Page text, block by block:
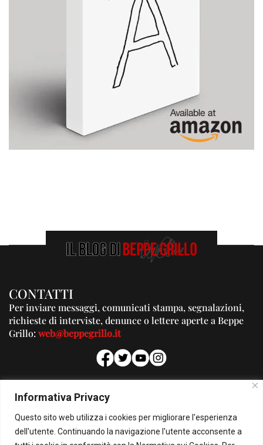
Informativa Privacy
Questo sito web utilizza i cookies per migliorare l'esperienza
dell'utente. Continuando la navigazione l'utente acconsente a
CONTATTI
Per inviare messaggi, comunicati stampa, segnalazioni,
richieste di interviste, denunce o lettere aperte a Beppe
Grillo:web@beppegrillo.it
PUBBLICITA'
Per la tua pubblicità su questo Blog:
pubblicita@beppegrillo.it